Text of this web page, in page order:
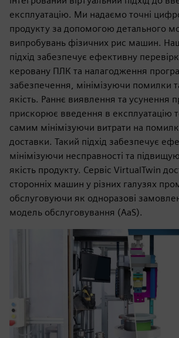
експлуатацію. Ми надаємо точні
продукту за допомогою детального
випробувань фізичних рис машин.
підхід забезпечує ефективну
керовану ПЛК та налагодження
забезпечення, мінімізуючи помилки
якість. Раннє виявлення та усунення
прискорює введення в експлуатацію
самим мінімізуючи витрати на
доставки. Такий підхід забезпечує
мінімізуючи несправності та
якість продукту. Сервіс VirtualTwin
сторонніх машин у різних галузях
обслуговуючи як одноразові
модель обслуговування (AaS).